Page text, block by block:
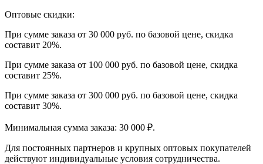
Оптовые скидки:
При сумме заказа от 30 000 руб. по базовой цене, скидка
составит 20%.
При сумме заказа от 100 000 руб. по базовой цене, скидка
составит 25%.
При сумме заказа от 300 000 руб. по базовой цене, скидка
составит 30%.
Минимальная сумма заказа: 30 000 ₽.
Для постоянных партнеров и крупных оптовых покупателей
действуют индивидуальные условия сотрудничества.